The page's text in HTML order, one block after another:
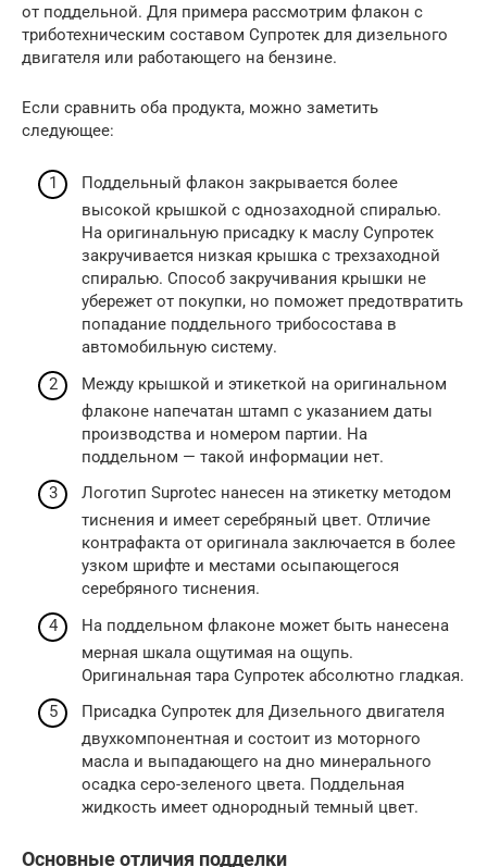
от поддельной. Для примера рассмотрим флакон с
триботехническим составом Супротек для дизельного
двигателя или работающего на бензине.
Если сравнить оба продукта, можно заметить
следующее:
Поддельный флакон закрывается более
высокой крышкой с однозаходной спиралью.
На оригинальную присадку к маслу Супротек
закручивается низкая крышка с трехзаходной
спиралью. Способ закручивания крышки не
убережет от покупки, но поможет предотвратить
попадание поддельного трибосостава в
автомобильную систему.
Между крышкой и этикеткой на оригинальном
флаконе напечатан штамп с указанием даты
производства и номером партии. На
поддельном — такой информации нет.
Логотип Suprotec нанесен на этикетку методом
тиснения и имеет серебряный цвет. Отличие
контрафакта от оригинала заключается в более
узком шрифте и местами осыпающегося
серебряного тиснения.
На поддельном флаконе может быть нанесена
мерная шкала ощутимая на ощупь.
Оригинальная тара Супротек абсолютно гладкая.
Присадка Супротек для Дизельного двигателя
двухкомпонентная и состоит из моторного
масла и выпадающего на дно минерального
осадка серо-зеленого цвета. Поддельная
жидкость имеет однородный темный цвет.
Основные отличия подделки